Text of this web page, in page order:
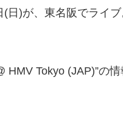
)が、東名阪でライブ
HMV Tokyo (JAP)”の情